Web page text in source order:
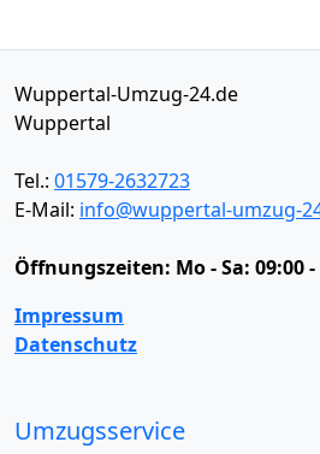
Wuppertal-Umzug-24.de
Wuppertal
Tel.: 01579-2632723
E-Mail: info@wuppertal-umzug-
Öffnungszeiten: Mo - Sa: 09:00
Impressum
Datenschutz
Umzugsservice